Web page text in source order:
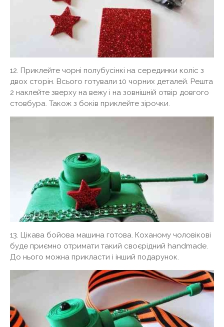
12. Приклейте чорні полубусінкі на серединки коліс з
двох сторін. Всього готували 10 чорних деталей. Решта
2 наклейте зверху на вежу і на зовнішній отвір довгого
стовбура. Також з боків приклейте зірочки.
13. Цікава бойова машина готова. Коханому чоловікові
буде приємно отримати такий своєрідний handmade.
До нього можна прикласти і інший подарунок.